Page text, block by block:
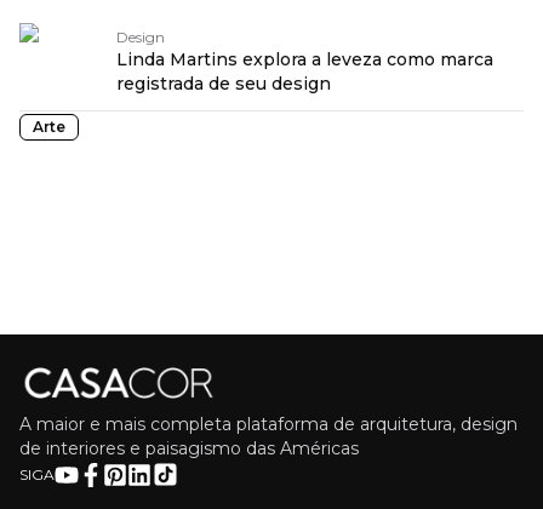
Design
Linda Martins explora a leveza como marca
registrada de seu design
Arte
A maior e mais completa plataforma de arquitetura, design
de interiores e paisagismo das Américas
SIGA